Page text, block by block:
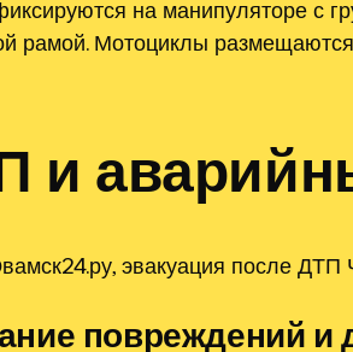
на манипуляторе с
рамой. Мотоциклы
и
эвакуация после ДТП
повреждений и